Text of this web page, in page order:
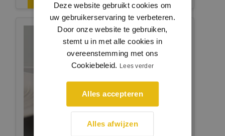
Deze website gebruikt cookies om
uw gebruikerservaring te verbeteren.
Door onze website te gebruiken,
stemt u in met alle cookies in
overeenstemming met ons
Cookiebeleid. Lees verder
Alles accepteren
Alles afwijzen